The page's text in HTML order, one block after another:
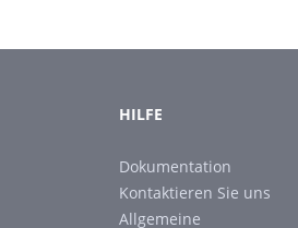
HILFE
Dokumentation
Kontaktieren Sie uns
Allgemeine